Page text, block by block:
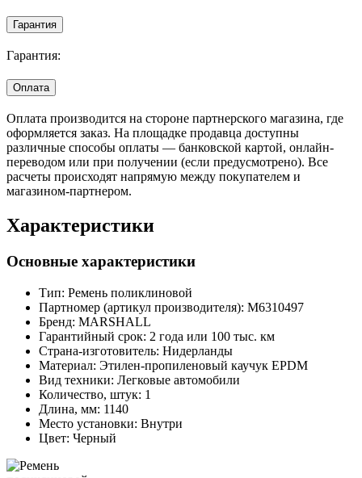
Гарантия
Гарантия:
Оплата
Оплата производится на стороне партнерского магазина, где
оформляется заказ. На площадке продавца доступны
различные способы оплаты — банковской картой, онлайн-
переводом или при получении (если предусмотрено). Все
расчеты происходят напрямую между покупателем и
магазином-партнером.
Характеристики
Основные характеристики
Тип: Ремень поликлиновой
Партномер (артикул производителя): M6310497
Бренд: MARSHALL
Гарантийный срок: 2 года или 100 тыс. км
Страна-изготовитель: Нидерланды
Материал: Этилен-пропиленовый каучук EPDM
Вид техники: Легковые автомобили
Количество, штук: 1
Длина, мм: 1140
Место установки: Внутри
Цвет: Черный